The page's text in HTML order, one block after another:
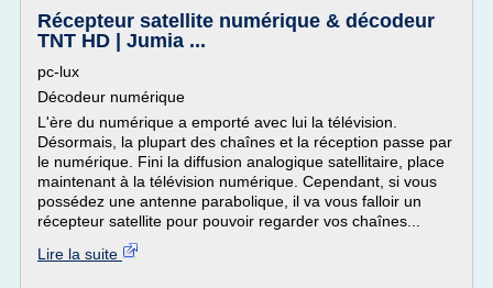
Récepteur satellite numérique & décodeur
TNT HD | Jumia ...
pc-lux
Décodeur numérique
L'ère du numérique a emporté avec lui la télévision.
Désormais, la plupart des chaînes et la réception passe par
le numérique. Fini la diffusion analogique satellitaire, place
maintenant à la télévision numérique. Cependant, si vous
possédez une antenne parabolique, il va vous falloir un
récepteur satellite pour pouvoir regarder vos chaînes...
Lire la suite